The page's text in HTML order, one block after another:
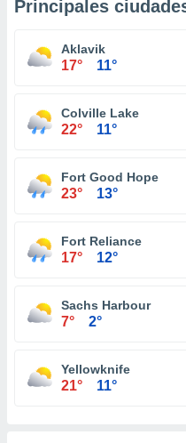
Principales
Aklavik
17° 11°
Colville Lake
22° 11°
Fort Good Hope
23° 13°
Fort Reliance
17° 12°
Sachs Harbour
7° 2°
Yellowknife
21° 11°